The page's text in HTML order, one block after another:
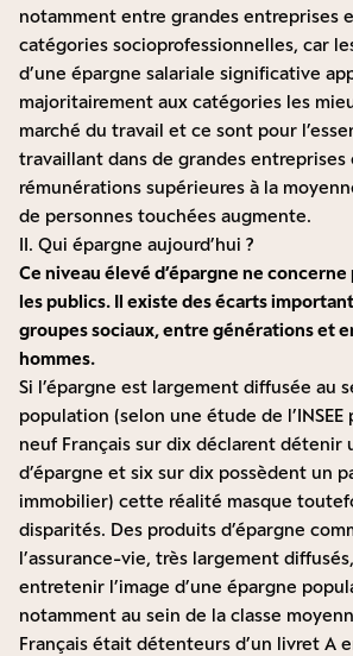
notamment entre grandes entreprises
catégories socioprofessionnelles, car
d’une épargne salariale significative
majoritairement aux catégories les
marché du travail et ce sont pour
travaillant dans de grandes entreprises
rémunérations supérieures à la
de personnes touchées augmente.
II. Qui épargne aujourd’hui ?
Ce niveau élevé d’épargne ne
les publics. Il existe des écarts
groupes sociaux, entre générations et
hommes.
Si l’épargne est largement diffusée au
population (selon une étude de
neuf Français sur dix déclarent détenir
d’épargne et six sur dix possèdent un
immobilier) cette réalité masque
disparités. Des produits d’épargne
l’assurance-vie, très largement
entretenir l’image d’une épargne
notamment au sein de la classe
Français était détenteurs d’un livret A